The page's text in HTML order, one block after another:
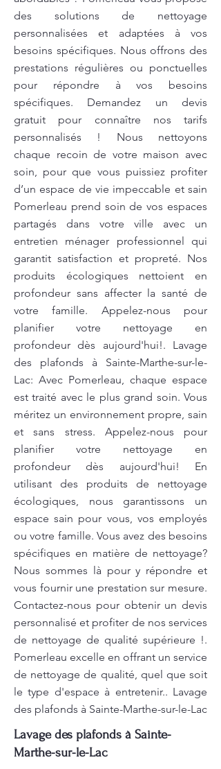
des solutions de nettoyage
personnalisées et adaptées à vos
besoins spécifiques. Nous offrons des
prestations régulières ou ponctuelles
pour répondre à vos besoins
spécifiques. Demandez un devis
gratuit pour connaître nos tarifs
personnalisés ! Nous nettoyons
chaque recoin de votre maison avec
soin, pour que vous puissiez profiter
d’un espace de vie impeccable et sain
Pomerleau prend soin de vos espaces
partagés dans votre ville avec un
entretien ménager professionnel qui
garantit satisfaction et propreté. Nos
produits écologiques nettoient en
profondeur sans affecter la santé de
votre famille. Appelez-nous pour
planifier votre nettoyage en
profondeur dès aujourd'hui!. Lavage
des plafonds à Sainte-Marthe-sur-le-
Lac: Avec Pomerleau, chaque espace
est traité avec le plus grand soin. Vous
méritez un environnement propre, sain
et sans stress. Appelez-nous pour
planifier votre nettoyage en
profondeur dès aujourd'hui! En
utilisant des produits de nettoyage
écologiques, nous garantissons un
espace sain pour vous, vos employés
ou votre famille. Vous avez des besoins
spécifiques en matière de nettoyage?
Nous sommes là pour y répondre et
vous fournir une prestation sur mesure.
Contactez-nous pour obtenir un devis
personnalisé et profiter de nos services
de nettoyage de qualité supérieure !.
Pomerleau excelle en offrant un service
de nettoyage de qualité, quel que soit
le type d'espace à entretenir.. Lavage
des plafonds à Sainte-Marthe-sur-le-Lac
Lavage des plafonds à Sainte-
Marthe-sur-le-Lac